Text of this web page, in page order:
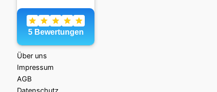
Über uns
Impressum
AGB